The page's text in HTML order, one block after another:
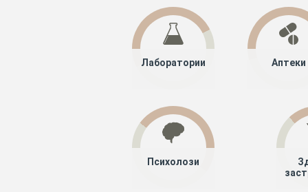
Лаборатории Аптеки
Психолози